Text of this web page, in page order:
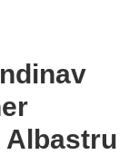
Albastru